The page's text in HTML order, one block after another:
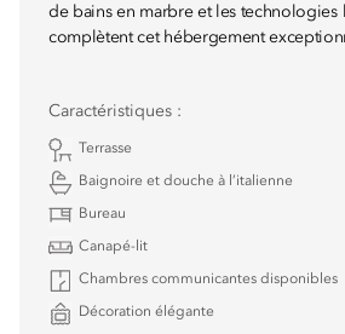
de bains en marbre et les technologies
complètent cet hébergement
Caractéristiques :
Terrasse
Baignoire et douche à l’italienne
Bureau
Canapé-lit
Chambres communicantes disponibles
Décoration élégante